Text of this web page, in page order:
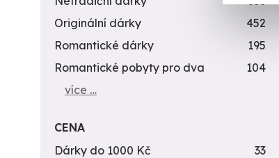
Originální dárky
452
Romantické dárky
195
Romantické pobyty pro dva
104
více …
CENA
Dárky do 1000 Kč
33